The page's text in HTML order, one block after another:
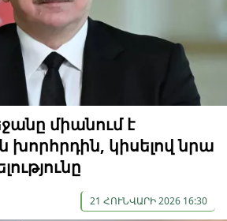
միանում է
խորհրդին, կիսելով նրա
21 ՀՈՒՆՎԱՐԻ 2026 16:30